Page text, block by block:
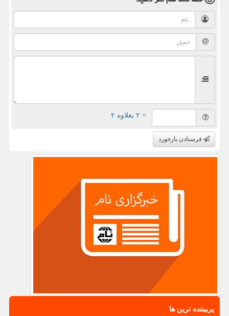
= ۲ بعلاوه ۲
فرستادن بازخورد
پربیننده ترین ها